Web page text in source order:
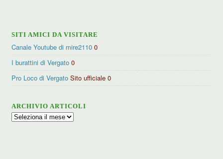
SITI AMICI DA VISITARE
Canale Youtube di mire2110 0
I burattini di Vergato 0
Pro Loco di Vergato Sito ufficiale 0
ARCHIVIO ARTICOLI
Archivio